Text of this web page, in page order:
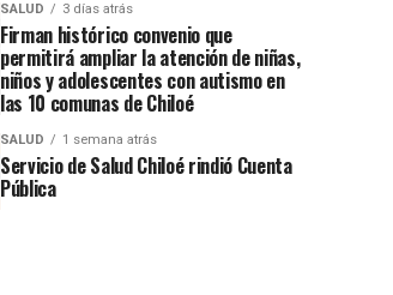
SALUD 3 días atrás
Firman histórico convenio que
permitirá ampliar la atención de niñas,
niños y adolescentes con autismo en
las 10 comunas de Chiloé
SALUD 1 semana atrás
Servicio de Salud Chiloé rindió Cuenta
Pública